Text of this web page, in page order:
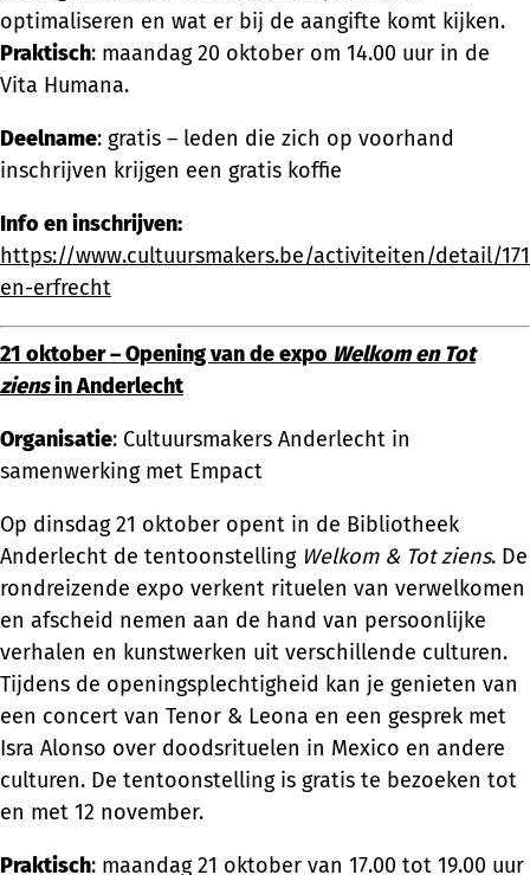
optimaliseren en wat er bij de aangifte komt kijken.
Praktisch: maandag 20 oktober om 14.00 uur in de
Vita Humana.
Deelname: gratis – leden die zich op voorhand
inschrijven krijgen een gratis koffie
Info en inschrijven:
https://www.cultuursmakers.be/activiteiten/detail/
en-erfrecht
21 oktober – Opening van de expo Welkom en Tot
ziensin Anderlecht
Organisatie: Cultuursmakers Anderlecht in
samenwerking met Empact
Op dinsdag 21 oktober opent in de Bibliotheek
Anderlecht de tentoonstelling Welkom & Tot ziens. De
rondreizende expo verkent rituelen van verwelkomen
en afscheid nemen aan de hand van persoonlijke
verhalen en kunstwerken uit verschillende culturen.
Tijdens de openingsplechtigheid kan je genieten van
een concert van Tenor & Leona en een gesprek met
Isra Alonso over doodsrituelen in Mexico en andere
culturen. De tentoonstelling is gratis te bezoeken tot
en met 12 november.
Praktisch: maandag 21 oktober van 17.00 tot 19.00 uur